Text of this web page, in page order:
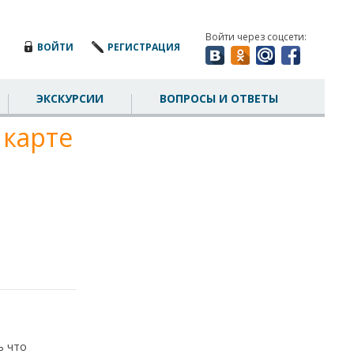
ВОЙТИ РЕГИСТРАЦИЯ
Войти через соцсети:
ЭКСКУРСИИ ВОПРОСЫ И ОТВЕТЫ
что